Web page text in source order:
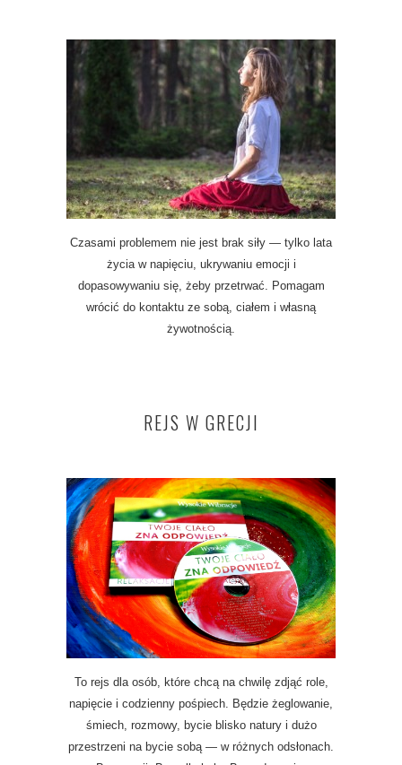
Czasami problemem nie jest brak siły — tylko lata
życia w napięciu, ukrywaniu emocji i
dopasowywaniu się, żeby przetrwać. Pomagam
wrócić do kontaktu ze sobą, ciałem i własną
żywotnością.
REJS W GRECJI
To rejs dla osób, które chcą na chwilę zdjąć role,
napięcie i codzienny pośpiech. Będzie żeglowanie,
śmiech, rozmowy, bycie blisko natury i dużo
przestrzeni na bycie sobą — w różnych odsłonach.